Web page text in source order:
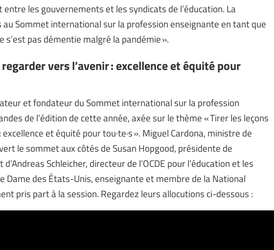
les gouvernements et les syndicats de l’éducation. La
Sommet international sur la profession enseignante en tant que
s’est pas démentie malgré la pandémie ».
vers l’avenir : excellence et équité pour
et fondateur du Sommet international sur la profession
de l’édition de cette année, axée sur le thème « Tirer les leçons
et équité pour tou·te·s ». Miguel Cardona, ministre de
le sommet aux côtés de Susan Hopgood, présidente de
Schleicher, directeur de l’OCDE pour l’éducation et les
Dame des États-Unis, enseignante et membre de la National
pris part à la session. Regardez leurs allocutions ci-dessous :